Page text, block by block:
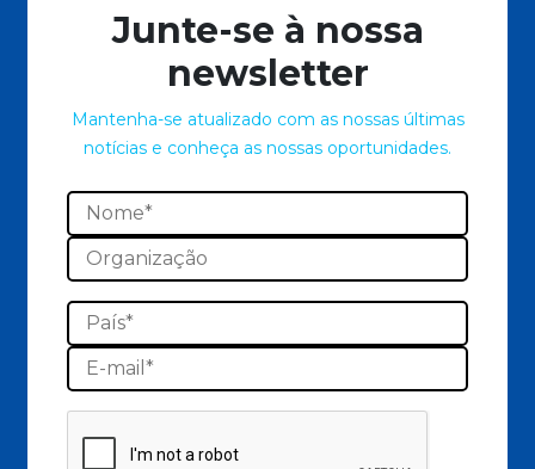
Junte-se à nossa
newsletter
Mantenha-se atualizado com as nossas últimas
notícias e conheça as nossas oportunidades.